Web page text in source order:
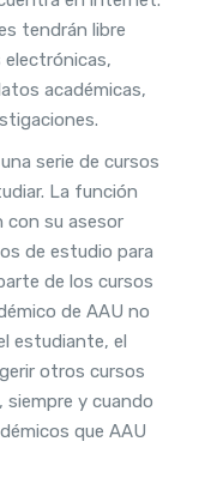
tendrán libre
electrónicas,
académicas,
serie de cursos
La función
con su asesor
de estudio para
de los cursos
de AAU no
estudiante, el
otros cursos
y cuando
que AAU